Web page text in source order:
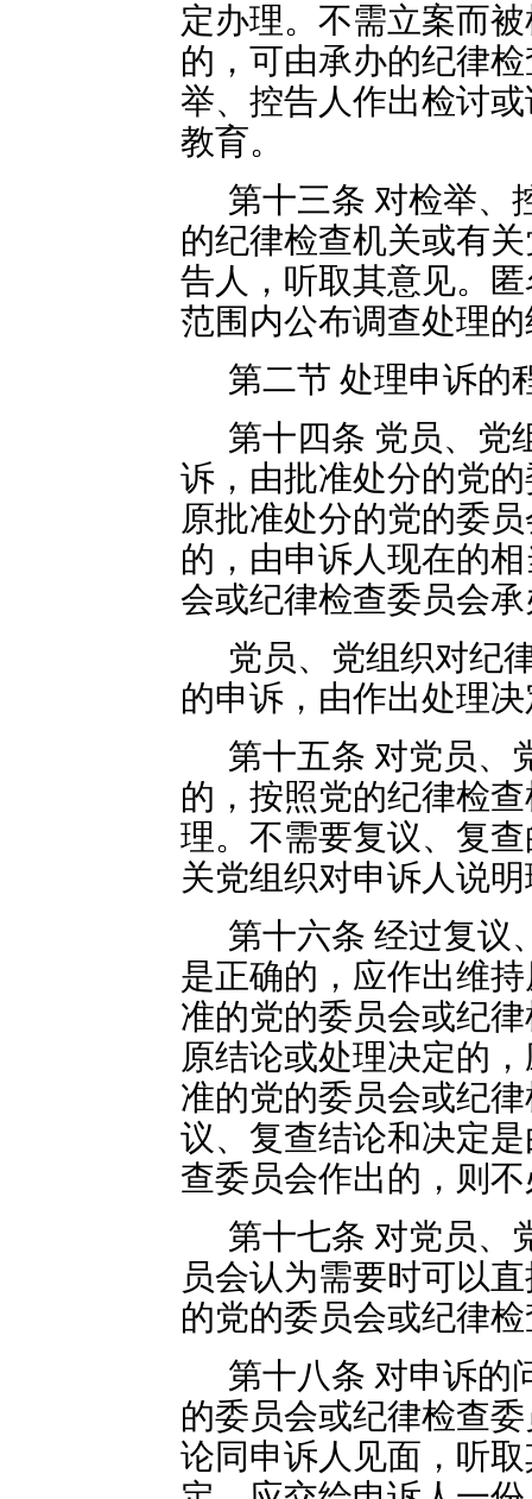
定办理。不需立案而
的，可由承办的纪律
举、控告人作出检讨
教育。
第十三条 对检举、
的纪律检查机关或有
告人，听取其意见。
范围内公布调查处理
第二节 处理申诉的
第十四条 党员、党
诉，由批准处分的党
原批准处分的党的委
的，由申诉人现在的
会或纪律检查委员会
党员、党组织对纪
的申诉，由作出处理
第十五条 对党员、
的，按照党的纪律检
理。不需要复议、复
关党组织对申诉人说
第十六条 经过复议
是正确的，应作出维
准的党的委员会或纪
原结论或处理决定的
准的党的委员会或纪
议、复查结论和决定
查委员会作出的，则
第十七条 对党员、
员会认为需要时可以
的党的委员会或纪律
第十八条 对申诉的
的委员会或纪律检查
论同申诉人见面，听